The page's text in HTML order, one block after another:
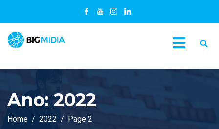
Ano: 2022
Home 2022 Page 2